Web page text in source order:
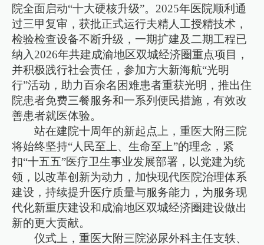
院全面启动“十大硬核升级”。2025年医院顺利通
过三甲复审，获批正式运行夫精人工授精技术，
检验检查设备不断升级，一期扩建及二期工程已
纳入2026年共建成渝地区双城经济圈重点项目，
并积极践行社会责任，参加方大新海航“光明
行”活动，助力百余名困难患者重获光明，推出住
院患者免费三餐服务和一系列便民措施，有效改
善患者就医体验。
站在建院十周年的新起点上，重医大附三院
将始终坚持“人民至上、生命至上”的理念，紧
扣“十五五”医疗卫生事业发展部署，以党建为统
领，以改革创新为动力，加快现代医院治理体系
建设，持续提升医疗质量与服务能力，为服务现
代化新重庆建设和成渝地区双城经济圈建设做出
新的更大贡献。
仪式上，重医大附三院泌尿外科主任支轶、